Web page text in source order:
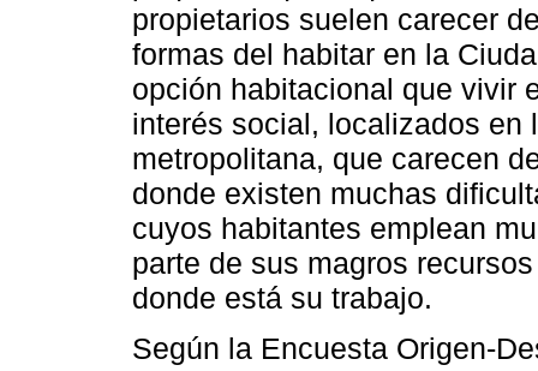
propietarios suelen carecer
formas del habitar en la
opción habitacional que vivir
interés social, localizados en
metropolitana, que carecen
donde existen muchas
cuyos habitantes emplean
parte de sus magros
donde está su trabajo.
Según la Encuesta Origen-